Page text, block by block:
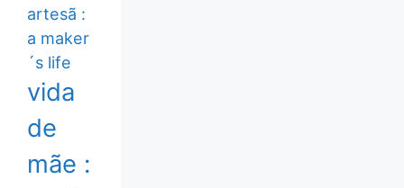
artesã :
a maker
´s life
vida
de
mãe :